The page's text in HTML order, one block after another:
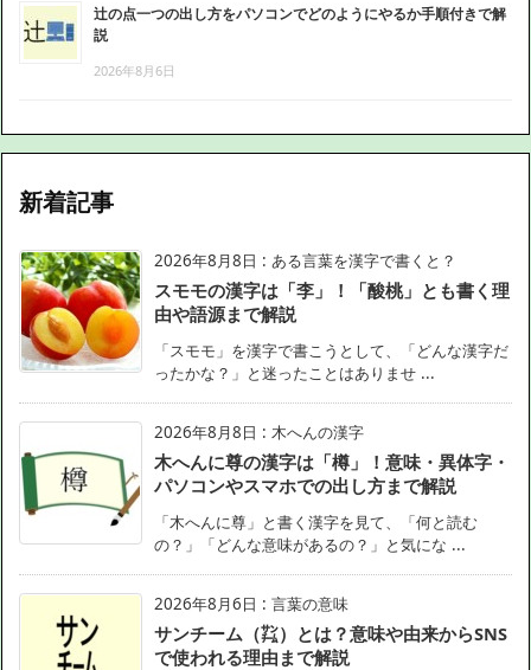
辻の点一つの出し方をパソコンでどのようにやるか手順付きで解
説
2026年8月6日
新着記事
2026年8月8日 : ある言葉を漢字で書くと？
スモモの漢字は「李」！「酸桃」とも書く理
由や語源まで解説
「スモモ」を漢字で書こうとして、「どんな漢字だ
ったかな？」と迷ったことはありませ ...
2026年8月8日 : 木へんの漢字
木へんに尊の漢字は「樽」！意味・異体字・
パソコンやスマホでの出し方まで解説
「木へんに尊」と書く漢字を見て、「何と読む
の？」「どんな意味があるの？」と気にな ...
2026年8月6日 : 言葉の意味
サンチーム（㌠）とは？意味や由来からSNS
で使われる理由まで解説